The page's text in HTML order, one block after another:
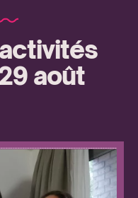
août